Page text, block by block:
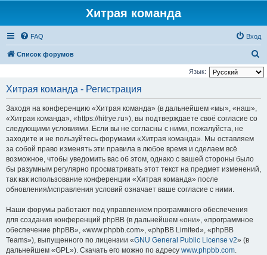
Хитрая команда
FAQ Вход
Список форумов
о
Язык:
Хитрая команда - Регистрация
Заходя на конференцию «Хитрая команда» (в дальнейшем «мы», «наш»,
«Хитрая команда», «https://hitrye.ru»), вы подтверждаете своё согласие со
следующими условиями. Если вы не согласны с ними, пожалуйста, не
заходите и не пользуйтесь форумами «Хитрая команда». Мы оставляем
за собой право изменять эти правила в любое время и сделаем всё
возможное, чтобы уведомить вас об этом, однако с вашей стороны было
бы разумным регулярно просматривать этот текст на предмет изменений,
так как использование конференции «Хитрая команда» после
обновления/исправления условий означает ваше согласие с ними.
Наши форумы работают под управлением программного обеспечения
для создания конференций phpBB (в дальнейшем «они», «программное
обеспечение phpBB», «www.phpbb.com», «phpBB Limited», «phpBB
Teams»), выпущенного по лицензии «GNU General Public License v2» (в
дальнейшем «GPL»). Скачать его можно по адресу www.phpbb.com.